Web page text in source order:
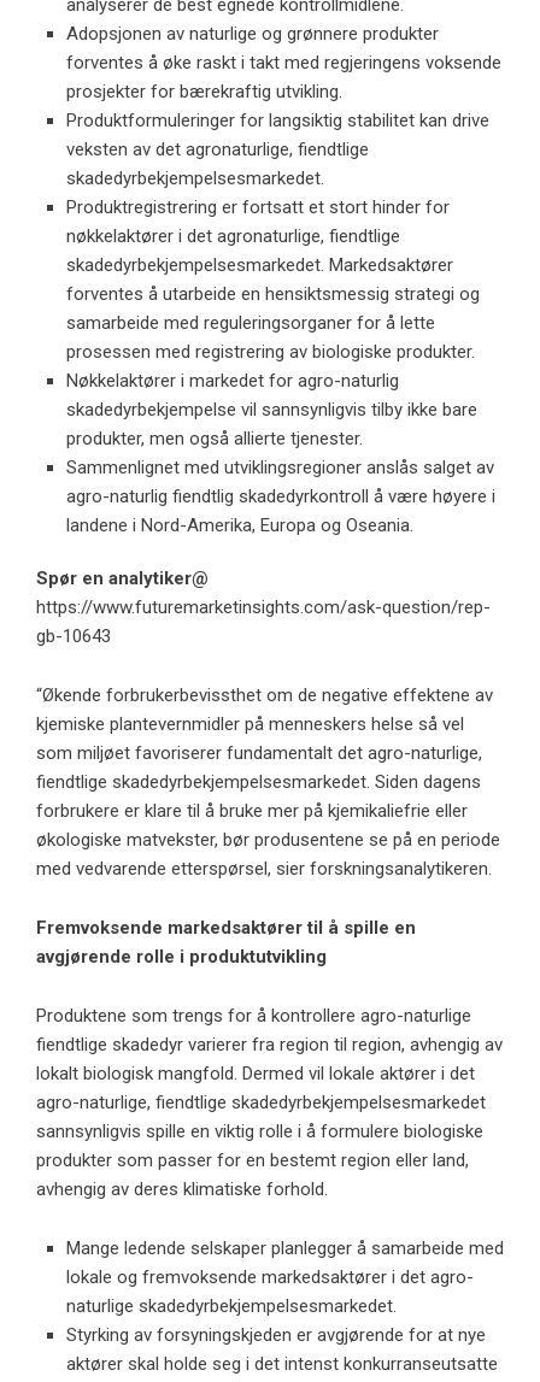
analyserer de best egnede kontrollmidlene.
Adopsjonen av naturlige og grønnere produkter
forventes å øke raskt i takt med regjeringens voksende
prosjekter for bærekraftig utvikling.
Produktformuleringer for langsiktig stabilitet kan drive
veksten av det agronaturlige, fiendtlige
skadedyrbekjempelsesmarkedet.
Produktregistrering er fortsatt et stort hinder for
nøkkelaktører i det agronaturlige, fiendtlige
skadedyrbekjempelsesmarkedet. Markedsaktører
forventes å utarbeide en hensiktsmessig strategi og
samarbeide med reguleringsorganer for å lette
prosessen med registrering av biologiske produkter.
Nøkkelaktører i markedet for agro-naturlig
skadedyrbekjempelse vil sannsynligvis tilby ikke bare
produkter, men også allierte tjenester.
Sammenlignet med utviklingsregioner anslås salget av
agro-naturlig fiendtlig skadedyrkontroll å være høyere i
landene i Nord-Amerika, Europa og Oseania.
Spør en analytiker@
https://www.futuremarketinsights.com/ask-question/rep-
gb-10643
“Økende forbrukerbevissthet om de negative effektene av
kjemiske plantevernmidler på menneskers helse så vel
som miljøet favoriserer fundamentalt det agro-naturlige,
fiendtlige skadedyrbekjempelsesmarkedet. Siden dagens
forbrukere er klare til å bruke mer på kjemikaliefrie eller
økologiske matvekster, bør produsentene se på en periode
med vedvarende etterspørsel, sier forskningsanalytikeren.
Fremvoksende markedsaktører til å spille en
avgjørende rolle i produktutvikling
Produktene som trengs for å kontrollere agro-naturlige
fiendtlige skadedyr varierer fra region til region, avhengig av
lokalt biologisk mangfold. Dermed vil lokale aktører i det
agro-naturlige, fiendtlige skadedyrbekjempelsesmarkedet
sannsynligvis spille en viktig rolle i å formulere biologiske
produkter som passer for en bestemt region eller land,
avhengig av deres klimatiske forhold.
Mange ledende selskaper planlegger å samarbeide med
lokale og fremvoksende markedsaktører i det agro-
naturlige skadedyrbekjempelsesmarkedet.
Styrking av forsyningskjeden er avgjørende for at nye
aktører skal holde seg i det intenst konkurranseutsatte